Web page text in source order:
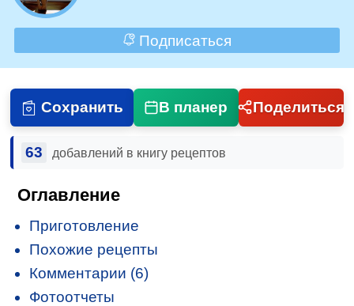
Подписаться
Сохранить В планер Поделиться
63 добавлений в книгу рецептов
Оглавление
Приготовление
Похожие рецепты
Комментарии (6)
Фотоотчеты